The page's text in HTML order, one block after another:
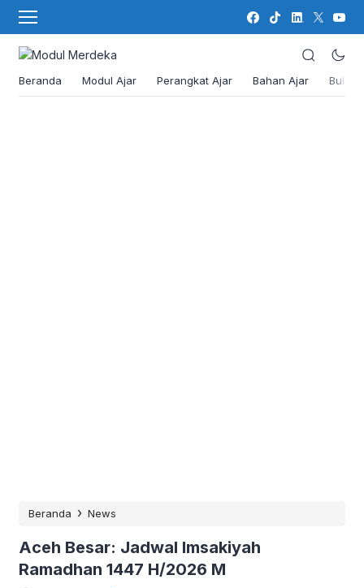
Beranda Modul Ajar Perangkat Ajar Bahan Ajar Buku
Beranda › News
Aceh Besar: Jadwal Imsakiyah
Ramadhan 1447 H/2026 M